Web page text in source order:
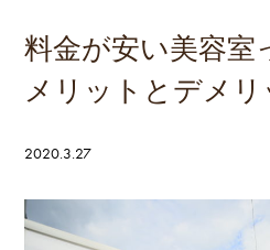
料金が安い美容室
メリットとデメ
2020.3.27